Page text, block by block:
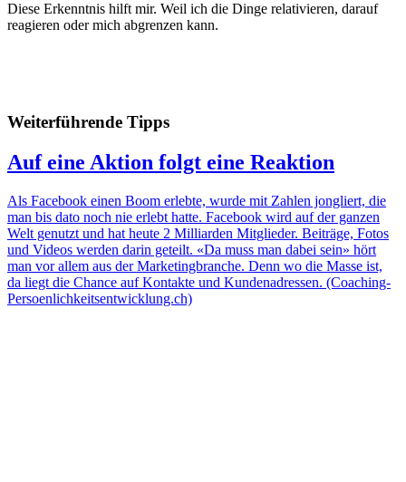
Diese Erkenntnis hilft mir. Weil ich die Dinge relativieren, darauf
reagieren oder mich abgrenzen kann.
Weiterführende Tipps
Auf eine Aktion folgt eine Reaktion
Als Facebook einen Boom erlebte, wurde mit Zahlen jongliert, die
man bis dato noch nie erlebt hatte. Facebook wird auf der ganzen
Welt genutzt und hat heute 2 Milliarden Mitglieder. Beiträge, Fotos
und Videos werden darin geteilt. «Da muss man dabei sein» hört
man vor allem aus der Marketingbranche. Denn wo die Masse ist,
da liegt die Chance auf Kontakte und Kundenadressen. (Coaching-
Persoenlichkeitsentwicklung.ch)